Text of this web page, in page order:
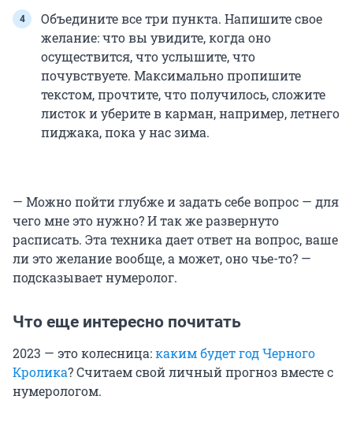
Объедините все три пункта. Напишите свое
желание: что вы увидите, когда оно
осуществится, что услышите, что
почувствуете. Максимально пропишите
текстом, прочтите, что получилось, сложите
листок и уберите в карман, например, летнего
пиджака, пока у нас зима.
— Можно пойти глубже и задать себе вопрос — для
чего мне это нужно? И так же развернуто
расписать. Эта техника дает ответ на вопрос, ваше
ли это желание вообще, а может, оно чье-то? —
подсказывает нумеролог.
Что еще интересно почитать
2023 — это колесница:каким будет год Черного
Кролика? Считаем свой личный прогноз вместе с
нумерологом.